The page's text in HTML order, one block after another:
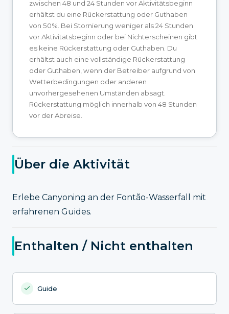
zwischen 48 und 24 Stunden vor Aktivitätsbeginn
erhältst du eine Rückerstattung oder Guthaben
von 50%. Bei Stornierung weniger als 24 Stunden
vor Aktivitätsbeginn oder bei Nichterscheinen gibt
es keine Rückerstattung oder Guthaben. Du
erhältst auch eine vollständige Rückerstattung
oder Guthaben, wenn der Betreiber aufgrund von
Wetterbedingungen oder anderen
unvorhergesehenen Umständen absagt.
Rückerstattung möglich innerhalb von 48 Stunden
vor der Abreise.
Über die Aktivität
Erlebe Canyoning an der Fontão-Wasserfall mit
erfahrenen Guides.
Enthalten / Nicht enthalten
Guide